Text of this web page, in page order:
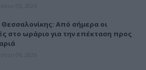
Από σήμερα οι
στο ωράριο για την επέκταση προς